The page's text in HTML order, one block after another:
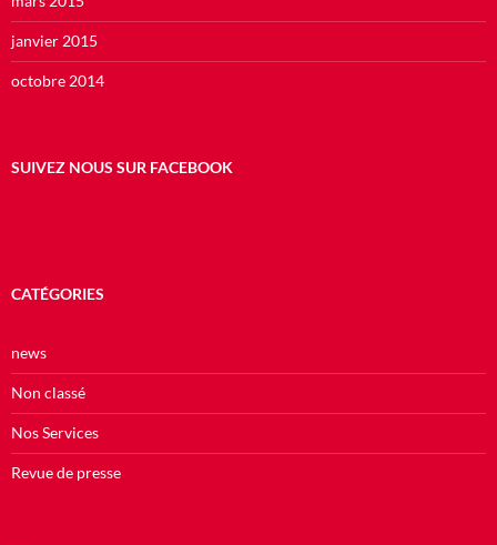
janvier 2015
octobre 2014
SUIVEZ NOUS SUR FACEBOOK
CATÉGORIES
news
Non classé
Nos Services
Revue de presse